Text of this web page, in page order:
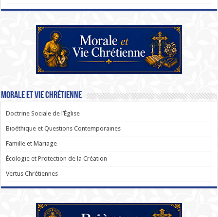
Morale et Vie Chrétienne
Doctrine Sociale de l’Église
Bioéthique et Questions Contemporaines
Famille et Mariage
Écologie et Protection de la Création
Vertus Chrétiennes